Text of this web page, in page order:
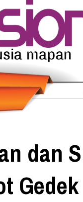
dan
Gedek